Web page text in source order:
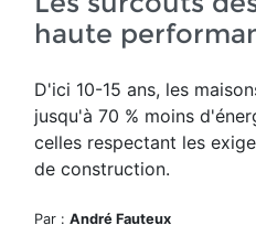
haute
D'ici 10-15 ans, les
jusqu'à 70 % moins
celles respectant les
de construction.
Par : André Fauteux